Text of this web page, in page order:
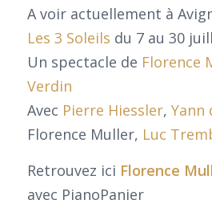
A voir actuellement à
Les 3 Soleils du 7 au 30
Un spectacle de Florence
Verdin
Avec Pierre Hiessler, Yann
Florence Muller, Luc
Retrouvez ici Florence
avec PianoPanier